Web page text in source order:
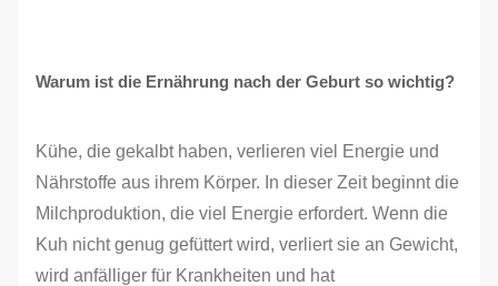
Warum ist die Ernährung nach der Geburt so wichtig?
Kühe, die gekalbt haben, verlieren viel Energie und
Nährstoffe aus ihrem Körper. In dieser Zeit beginnt die
Milchproduktion, die viel Energie erfordert. Wenn die
Kuh nicht genug gefüttert wird, verliert sie an Gewicht,
wird anfälliger für Krankheiten und hat